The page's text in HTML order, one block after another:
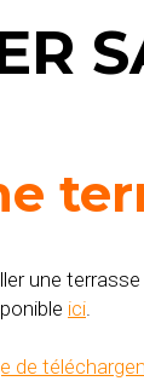
une
ici.
de